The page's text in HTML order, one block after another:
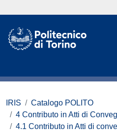
IRIS
Catalogo POLITO
4 Contributo in Atti di
4.1 Contributo in Atti di